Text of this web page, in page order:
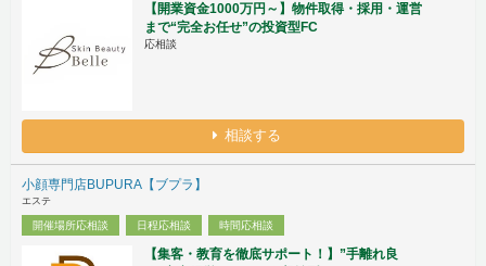
【開業資金1000万円～】物件取得・採用・運営
まで“完全お任せ”の投資型FC
応相談
相談する
小顔専門店BUPURA【ブプラ】
エステ
開催場所応相談 日程応相談 時間応相談
【集客・教育を徹底サポート！】”手離れ良